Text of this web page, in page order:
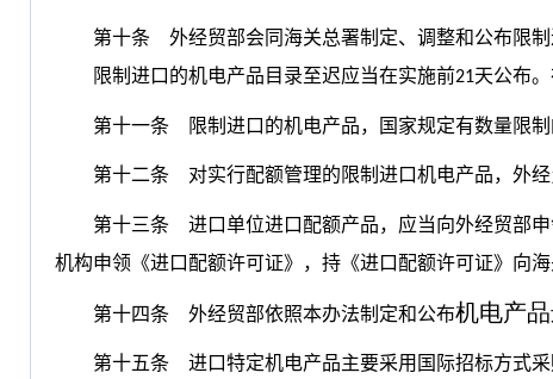
第十条 外经贸部会同海关总署制定、调整和公布限制
限制进口的机电产品目录至迟应当在实施前21天公布
第十一条 限制进口的机电产品，国家规定有数量限
第十二条 对实行配额管理的限制进口机电产品，外
第十三条 进口单位进口配额产品，应当向外经贸部
机构申领《进口配额许可证》，持《进口配额许可证》向海
第十四条 外经贸部依照本办法制定和公布机电产
第十五条 进口特定机电产品主要采用国际招标方式